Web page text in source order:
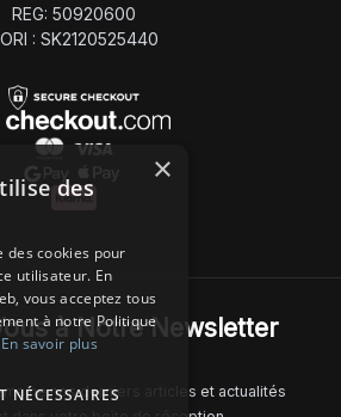
REG: 50920600
: SK2120525440
à Notre Newsletter
nos derniers articles et actualités
×
des
des cookies pour
utilisateur. En
vous acceptez tous
à notre Politique
En savoir plus
NÉCESSAIRES